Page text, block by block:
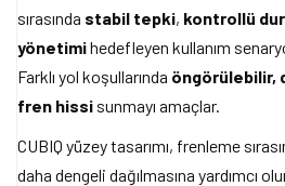
sırasında stabil tepki, kontrollü
yönetimihedefleyen kullanım
Farklı yol koşullarında öngörülebilir,
fren hissi sunmayı amaçlar.
CUBIQ yüzey tasarımı, frenleme
daha dengeli dağılmasına yardımcı